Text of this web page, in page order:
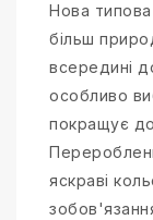
Нова
більш
всередині
особливо
покращує
яскраві